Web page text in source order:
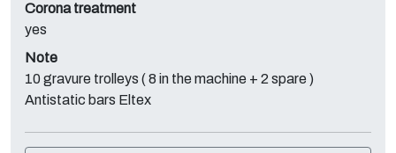
Corona treatment
yes
Note
10 gravure trolleys ( 8 in the machine + 2 spare )
Antistatic bars Eltex